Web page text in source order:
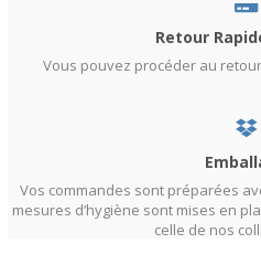
Retour
Vous pouvez procéder au
Vos commandes sont préparées
mesures d’hygiène sont mises en
celle de nos